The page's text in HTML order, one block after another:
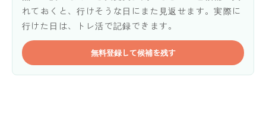
れておくと、行けそうな日にまた見返せます。実際に
行けた日は、トレ活で記録できます。
無料登録して候補を残す